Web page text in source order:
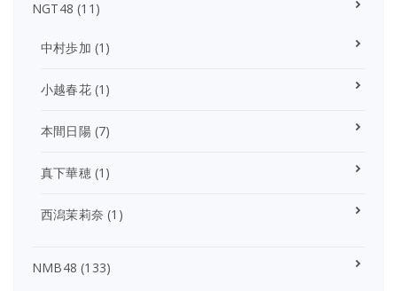
NGT48 (11)
中村歩加 (1)
小越春花(1)
本間日陽(7)
真下華穂(1)
西潟茉莉奈 (1)
NMB48 (133)